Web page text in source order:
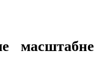
масштабне